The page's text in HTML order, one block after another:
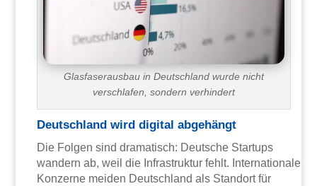
Glasfaserausbau in Deutschland wurde nicht
verschlafen, sondern verhindert
Deutschland wird digital abgehängt
Die Folgen sind dramatisch: Deutsche Startups
wandern ab, weil die Infrastruktur fehlt. Internationale
Konzerne meiden Deutschland als Standort für